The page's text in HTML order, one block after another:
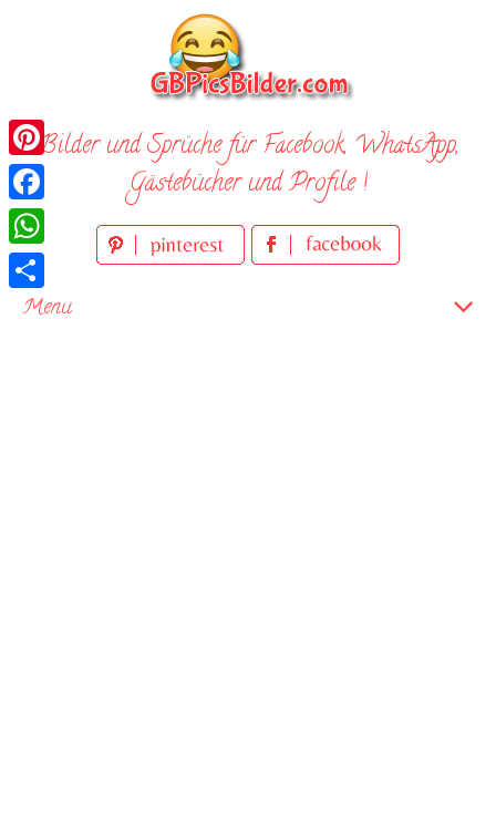
Bilder und Sprüche für Facebook, WhatsApp,
Gästebücher und Profile !
Menu
Pinterest
Facebook
WhatsApp
Teilen